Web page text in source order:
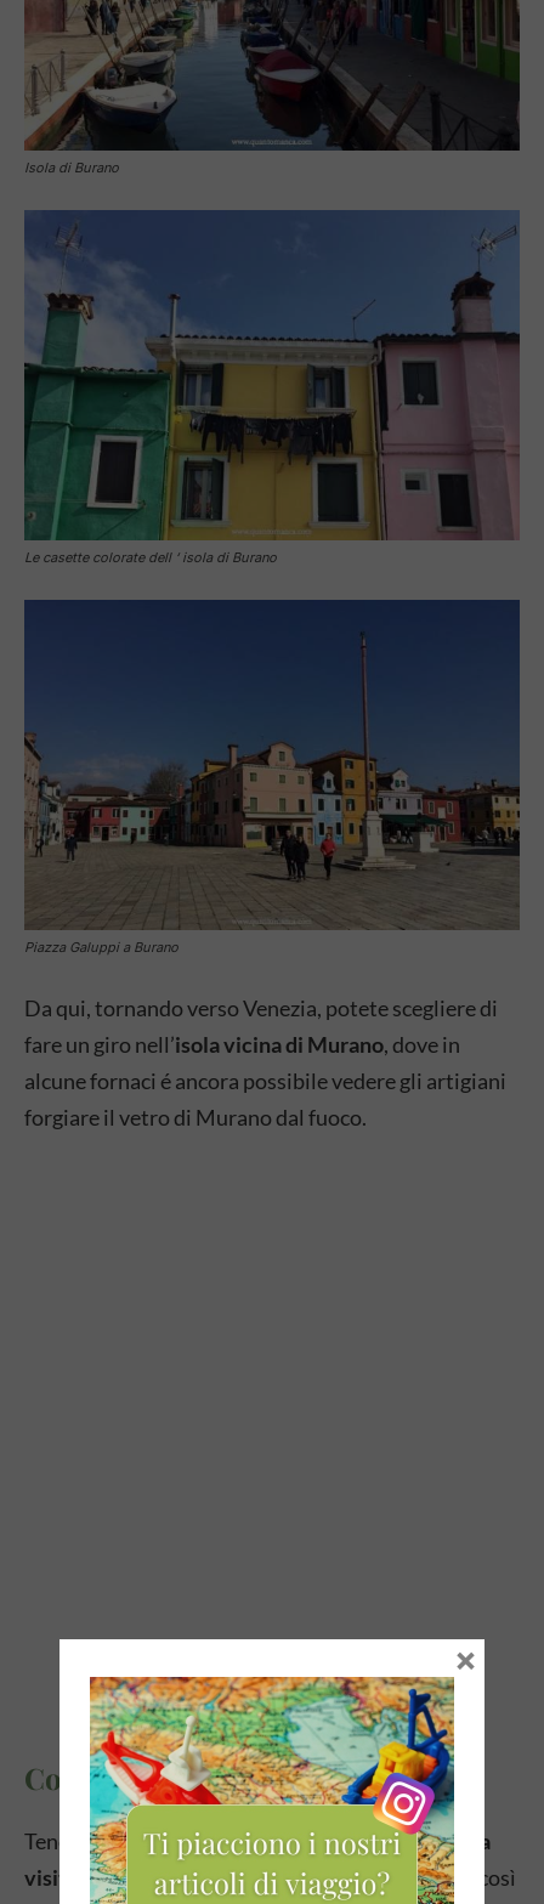
Isola di Burano
Le casette colorate dell ‘ isola di Burano
Piazza Galuppi a Burano
Da qui, tornando verso Venezia, potete scegliere di
fare un giro nell’isola vicina di Murano, dove in
alcune fornaci é ancora possibile vedere gli artigiani
forgiare il vetro di Murano dal fuoco.
Come muoversi a Venezia
Tenete conto che questa città é assolutamente da
visitare a piedi(o con qualche giro di vaporetto), così
×